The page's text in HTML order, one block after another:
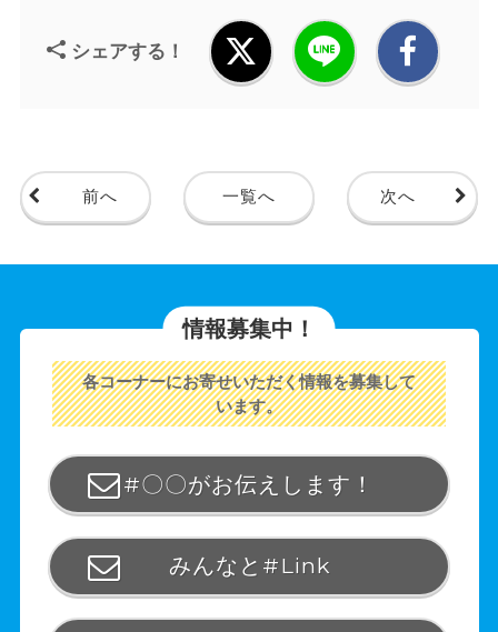
シェアする！
前へ 一覧へ 次へ
情報募集中！
各コーナーにお寄せいただく情報を募集して
います。
#〇〇がお伝えします！
みんなと#Link